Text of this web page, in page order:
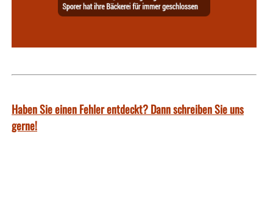
Haben Sie einen Fehler entdeckt? Dann schreiben Sie uns
gerne!